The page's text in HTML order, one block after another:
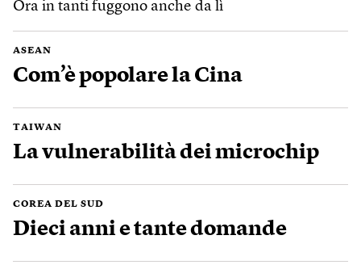
Ora in tanti fuggono anche da lì
ASEAN
Com’è popolare la Cina
TAIWAN
La vulnerabilità dei microchip
COREA DEL SUD
Dieci anni e tante domande